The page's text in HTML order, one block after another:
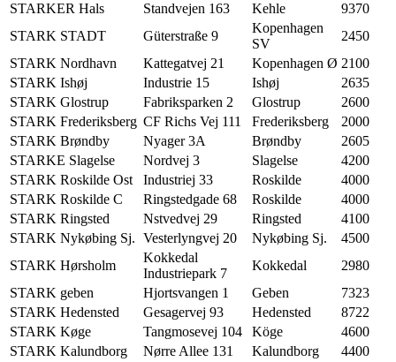
STARKER Hals
Standvejen 163 Kehle
9370
STARK STADT
Güterstraße 9
Kopenhagen
SV
2450
STARK Nordhavn
Kattegatvej 21 Kopenhagen Ø 2100
STARK Ishøj
Industrie 15 Ishøj
2635
STARK Glostrup
Fabriksparken 2 Glostrup
2600
STARK Frederiksberg CF Richs Vej 111 Frederiksberg
2000
STARK Brøndby
Nyager 3A Brøndby
2605
STARKE Slagelse
Nordvej 3 Slagelse
4200
STARK Roskilde Ost
Industriej 33 Roskilde
4000
STARK Roskilde C
Ringstedgade 68 Roskilde
4000
STARK Ringsted
Nstvedvej 29 Ringsted
4100
STARK Nykøbing Sj. Vesterlyngvej 20 Nykøbing Sj.
4500
STARK Hørsholm
Kokkedal
Industriepark 7
Kokkedal
2980
STARK geben
Hjortsvangen 1 Geben
7323
STARK Hedensted
Gesagervej 93 Hedensted
8722
STARK Køge
Tangmosevej 104 Köge
4600
STARK Kalundborg
Nørre Allee 131 Kalundborg
4400